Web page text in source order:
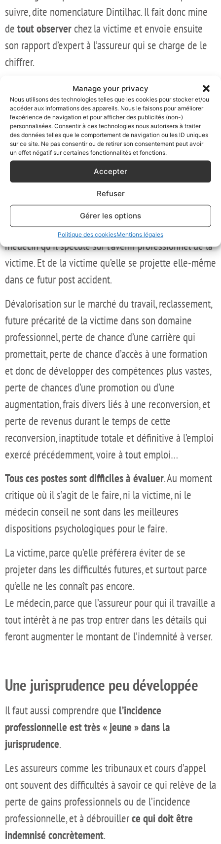
Manage your privacy
Nous utilisons des technologies telles que les cookies pour stocker et/ou
accéder aux informations des appareils. Nous le faisons pour améliorer
l’expérience de navigation et pour afficher des publicités (non-)
personnalisées. Consentir à ces technologies nous autorisera à traiter
des données telles que le comportement de navigation ou les ID uniques
sur ce site. Ne pas consentir ou de retirer son consentement peut avoir
un effet négatif sur certaines fonctionnalités et fonctions.
Accepter
Refuser
Gérer les options
Politique des cookiesMentions légales
suivre, dite nomenclature Dintilhac. Il fait donc mine
de tout observer chez la victime et envoie ensuite
son rapport d’expert à l’assureur qui se charge de le
chiffrer.
En tant que victime, vous aurez la sensation que son
travail,objectif et sérieux, a réparé le préjudice subi.
Alors que l’incidence professionnelle
est très subjective !
d’incidence professionnelle
fait l’un des plus subjectifs de toute cette
nomenclature. Notamment parce qu’il exige du
médecin qu’il spécule sur l’avenir professionnel de la
victime. Et de la victime qu’elle se projette elle-même
dans ce futur post accident.
Dévalorisation sur le marché du travail, reclassement,
future précarité de la victime dans son domaine
professionnel, perte de chance d’une carrière qui
promettait, perte de chance d’accès à une formation
et donc de développer des compétences plus vastes,
perte de chances d’une promotion ou d’une
augmentation, frais divers liés à une reconversion, et
perte de revenus durant le temps de cette
reconversion, inaptitude totale et définitive à l’emploi
exercé précédemment, voire à tout emploi…
Tous ces postes sont difficiles à évaluer. Au moment
critique où il s’agit de le faire, ni la victime, ni le
médecin conseil ne sont dans les meilleures
dispositions psychologiques pour le faire.
La victime, parce qu’elle préférera éviter de se
projeter dans les difficultés futures, et surtout parce
qu’elle ne les connaît pas encore.
Le médecin, parce que l’assureur pour qui il travaille a
tout intérêt à ne pas trop entrer dans les détails qui
feront augmenter le montant de l’indemnité à verser.
Une jurisprudence peu développée
Il faut aussi comprendre que l’incidence
professionnelle est très « jeune » dans la
jurisprudence.
Les assureurs comme les tribunaux et cours d’appel
ont souvent des difficultés à savoir ce qui relève de la
perte de gains professionnels ou de l’incidence
professionnelle, et à débrouillerce qui doit être
indemnisé concrètement.